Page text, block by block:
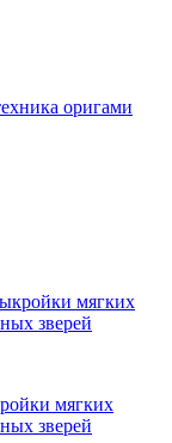
оригами
мягких
зверей
мягких
зверей